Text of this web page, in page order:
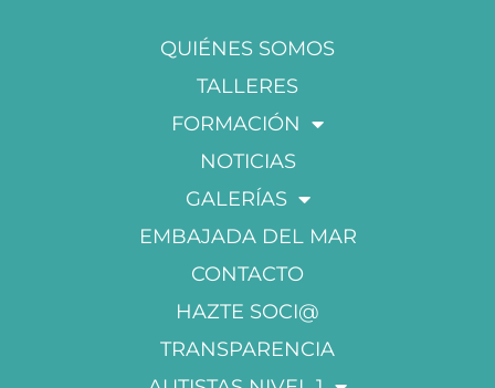
QUIÉNES SOMOS
TALLERES
FORMACIÓN
NOTICIAS
GALERÍAS
EMBAJADA DEL MAR
CONTACTO
HAZTE SOCI@
TRANSPARENCIA